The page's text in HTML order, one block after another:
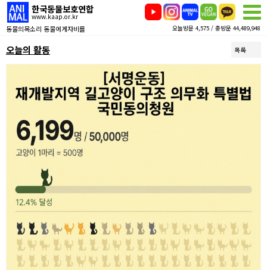
한국동물보호연합
www.kaap.or.kr
동물의목소리 동물에게자비를 오늘방문 4,575 / 총방문 44,489,948
오늘의 활동 목록